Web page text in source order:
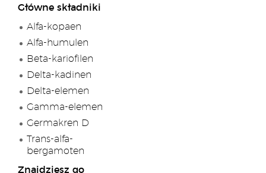
Główne składniki
Alfa-kopaen
Alfa-humulen
Beta-kariofilen
Delta-kadinen
Delta-elemen
Gamma-elemen
Germakren D
Trans-alfa-
bergamoten
Znajdziesz go